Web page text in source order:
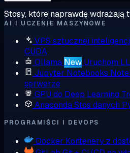
Stosy, które naprawdę wdrażają
AI I UCZENIE MASZYNOWE
VPS sztucznej
CUDA
Ollama New Uruchom
Jupyter Notebooks
serwerze
GPU do Deep Learning
AnacondaStos danych
PROGRAMIŚCI I DEVOPS
Docker Kontenery z